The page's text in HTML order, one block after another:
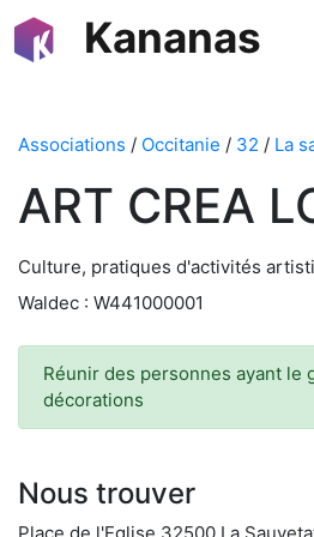
Kananas
Associations / Occitanie / 32 / La
ART CREA
Culture, pratiques d'activités
Waldec : W441000001
Réunir des personnes ayant
décorations
Nous trouver